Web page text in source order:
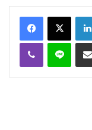
FacebookX
Viber Ligne